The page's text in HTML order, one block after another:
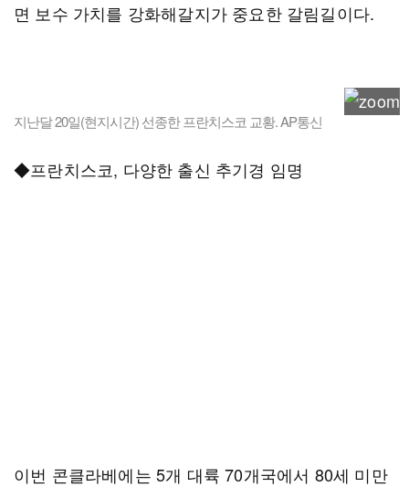
면 보수 가치를 강화해갈지가 중요한 갈림길이다.
지난달 20일(현지시간) 선종한 프란치스코 교황. AP통신
◆프란치스코, 다양한 출신 추기경 임명
이번 콘클라베에는 5개 대륙 70개국에서 80세 미만